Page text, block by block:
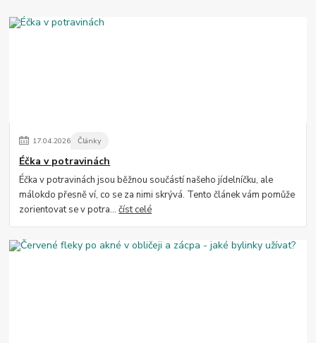
17.04.2026 Články
Éčka v potravinách
Éčka v potravinách jsou běžnou součástí našeho jídelníčku, ale
málokdo přesně ví, co se za nimi skrývá. Tento článek vám pomůže
zorientovat se v potra...číst celé